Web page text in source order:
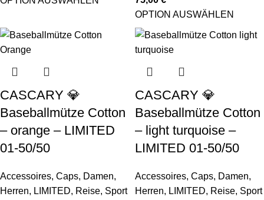
OPTION AUSWÄHLEN
CASCARY 💎
Baseballmütze Cotton
– orange – LIMITED
01-50/50
Accessoires, Caps, Damen,
Herren, LIMITED, Reise, Sport
CASCARY 💎
Baseballmütze Cotton
– light turquoise –
LIMITED 01-50/50
Accessoires, Caps, Damen,
Herren, LIMITED, Reise, Sport